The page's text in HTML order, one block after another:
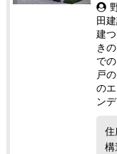
田
建
き
で
戸
の
ン
構